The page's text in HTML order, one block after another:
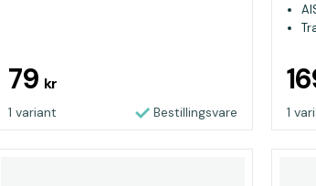
79 kr
1 variant Bestillingsvare 1